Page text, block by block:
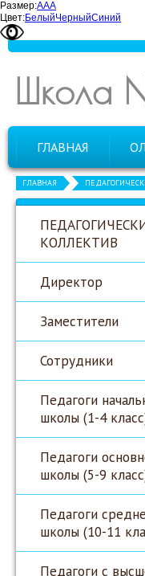
Размер:ААА
Цвет:БелыйЧерныйСиний
Школа
ГЛАВНАЯ
ГЛАВНАЯ
КОЛЛЕКТИВ
Директор
Заместители
Сотрудники
Педагоги
школы (1-4
Педагоги
школы (5-9
Педагоги
школы (10-11
Педагоги с